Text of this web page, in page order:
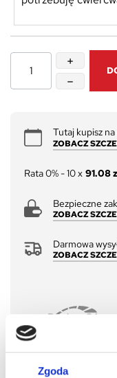
Zgoda
Tutaj kupisz
ZOBACZ
Rata 0% - 10 x 91.08
Bezpieczne
ZOBACZ
Darmowa
ZOBACZ
Opis